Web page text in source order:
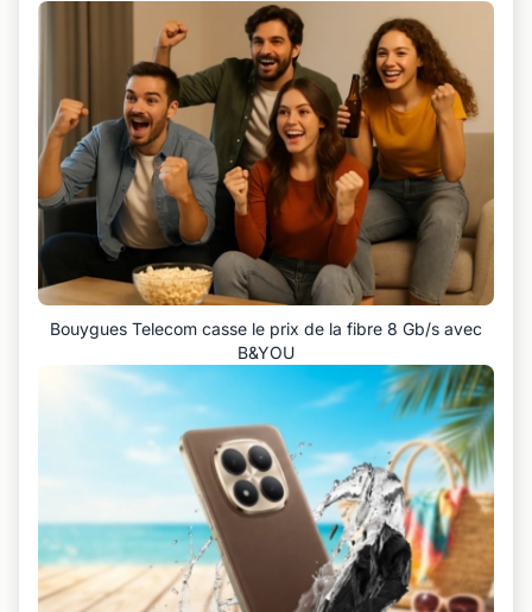
Bouygues Telecom casse le prix de la fibre 8 Gb/s avec
B&YOU